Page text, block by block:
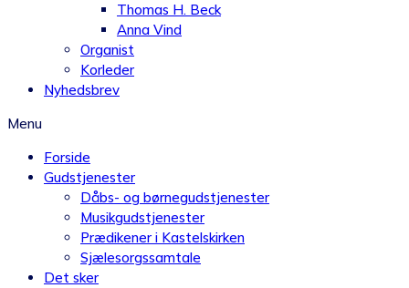
Thomas H. Beck
Anna Vind
Organist
Korleder
Nyhedsbrev
Menu
Forside
Gudstjenester
Dåbs- og børnegudstjenester
Musikgudstjenester
Prædikener i Kastelskirken
Sjælesorgssamtale
Det sker